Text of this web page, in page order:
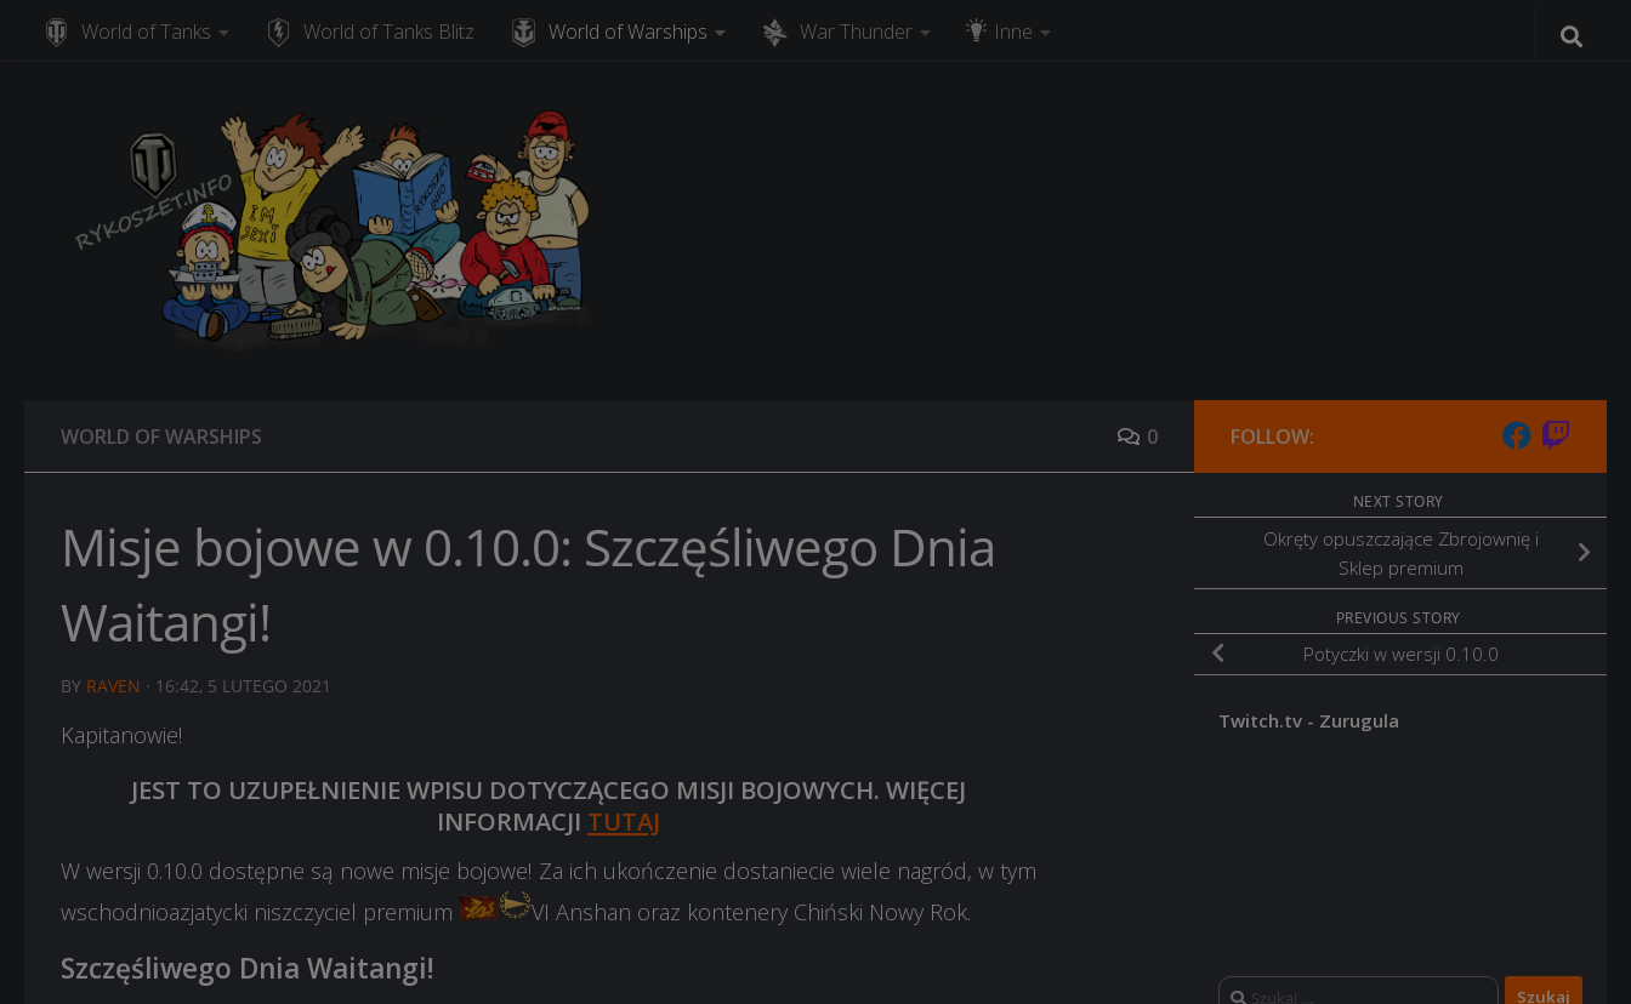
Skip to content
World of Tanks World of Tanks Blitz World of Warships War Thunder Inne
WORLD OF WARSHIPS 0
Misje bojowe w 0.10.0: Szczęśliwego Dnia
Waitangi!
BY RAVEN · 16:42, 5 LUTEGO 2021
Kapitanowie!
JEST TO UZUPEŁNIENIE WPISU DOTYCZĄCEGO MISJI BOJOWYCH. WIĘCEJ
INFORMACJI TUTAJ
W wersji 0.10.0 dostępne są nowe misje bojowe! Za ich ukończenie dostaniecie wiele nagród, w tym
wschodnioazjatycki niszczyciel premium
VI Anshan oraz kontenery Chiński Nowy Rok.
Szczęśliwego Dnia Waitangi!
FOLLOW:
NEXT STORY
Okręty opuszczające Zbrojownię i
Sklep premium
PREVIOUS STORY
Potyczki w wersji 0.10.0
Twitch.tv - Zurugula
Szukaj: